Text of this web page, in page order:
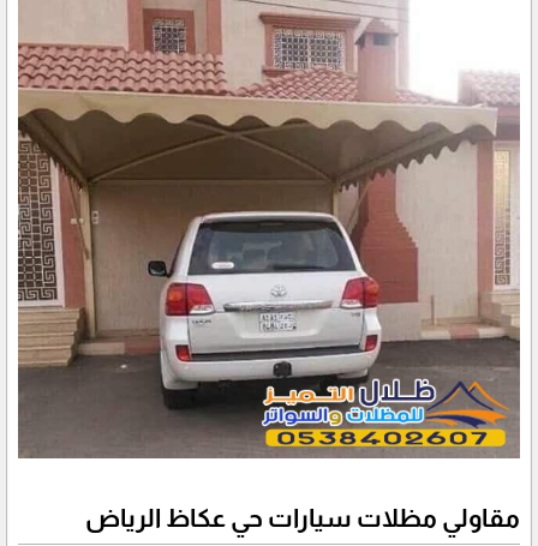
مقاولي مظلات سيارات حي عكاظ الرياض